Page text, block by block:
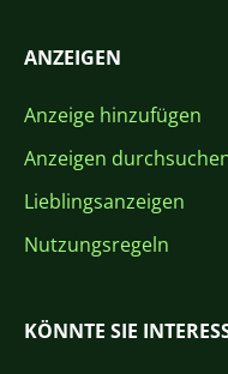
ANZEIGEN
Anzeige hinzufügen
Anzeigen
Lieblingsanzeigen
Nutzungsregeln
KÖNNTE SIE